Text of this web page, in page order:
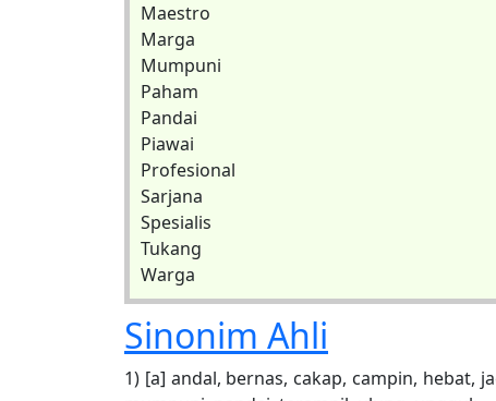
Maestro
Marga
Mumpuni
Paham
Pandai
Piawai
Profesional
Sarjana
Spesialis
Tukang
Warga
Sinonim Ahli
1) [a] andal, bernas, cakap, campin, hebat,